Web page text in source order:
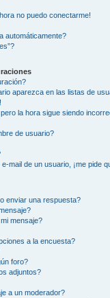
no puedo conectarme!
automáticamente?
aparezca en las listas de
la hora sigue siendo
de usuario?
mail de un usuario, ¡me pide
enviar una respuesta?
mensaje?
a la encuesta?
foro?
adjuntos?
a un moderador?